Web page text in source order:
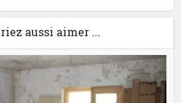
aussi aimer ...